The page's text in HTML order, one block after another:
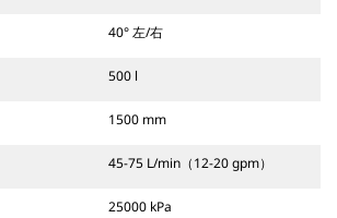
40° 左/右
500 l
1500 mm
45-75 L/min（12-20 gpm）
25000 kPa